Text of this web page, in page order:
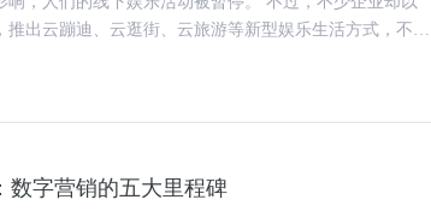
推出云蹦迪、云逛街、云旅游等新型娱乐生活方式，不断
数字营销的五大里程碑